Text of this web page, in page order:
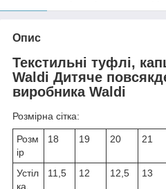
Опис
Текстильні туфлі,
Waldi Дитяче
виробника Waldi
Розмірна сітка:
Розм
ір
18 19 20 21
Устіл
ка,
11,5 12 12,5 13